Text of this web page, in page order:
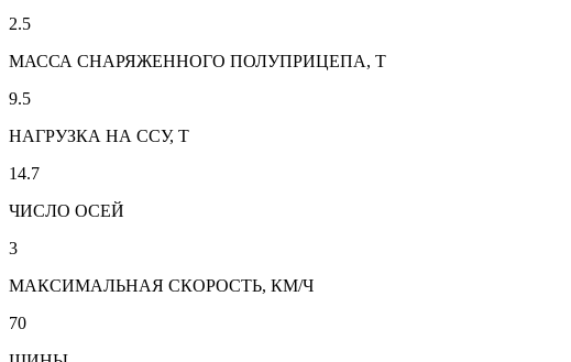
2.5
МАССА СНАРЯЖЕННОГО ПОЛУПРИЦЕПА, Т
9.5
НАГРУЗКА НА ССУ, Т
14.7
ЧИСЛО ОСЕЙ
3
МАКСИМАЛЬНАЯ СКОРОСТЬ, КМ/Ч
70